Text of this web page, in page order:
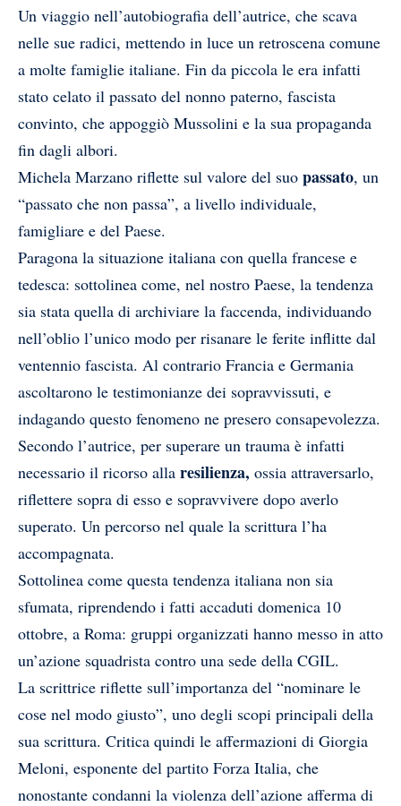
Un viaggio nell’autobiografia dell’autrice, che scava
nelle sue radici, mettendo in luce un retroscena comune
a molte famiglie italiane. Fin da piccola le era infatti
stato celato il passato del nonno paterno, fascista
convinto, che appoggiò Mussolini e la sua propaganda
fin dagli albori.
Michela Marzano riflette sul valore del suo passato, un
“passato che non passa”, a livello individuale,
famigliare e del Paese.
Paragona la situazione italiana con quella francese e
tedesca: sottolinea come, nel nostro Paese, la tendenza
sia stata quella di archiviare la faccenda, individuando
nell’oblio l’unico modo per risanare le ferite inflitte dal
ventennio fascista. Al contrario Francia e Germania
ascoltarono le testimonianze dei sopravvissuti, e
indagando questo fenomeno ne presero consapevolezza.
Secondo l’autrice, per superare un trauma è infatti
necessario il ricorso alla resilienza, ossia attraversarlo,
riflettere sopra di esso e sopravvivere dopo averlo
superato. Un percorso nel quale la scrittura l’ha
accompagnata.
Sottolinea come questa tendenza italiana non sia
sfumata, riprendendo i fatti accaduti domenica 10
ottobre, a Roma: gruppi organizzati hanno messo in atto
un’azione squadrista contro una sede della CGIL.
La scrittrice riflette sull’importanza del “nominare le
cose nel modo giusto”, uno degli scopi principali della
sua scrittura. Critica quindi le affermazioni di Giorgia
Meloni, esponente del partito Forza Italia, che
nonostante condanni la violenza dell’azione afferma di